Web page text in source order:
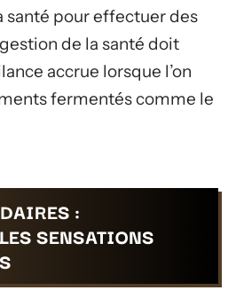
santé pour effectuer des
de la santé doit
accrue lorsque l’on
fermentés comme le
:
SENSATIONS